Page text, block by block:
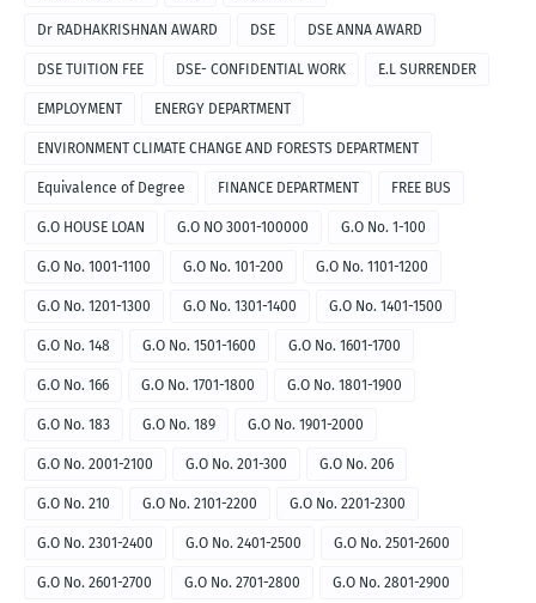
Dr RADHAKRISHNAN AWARD DSE DSE ANNA AWARD
DSE TUITION FEE DSE- CONFIDENTIAL WORK E.L SURRENDER
EMPLOYMENT ENERGY DEPARTMENT
ENVIRONMENT CLIMATE CHANGE AND FORESTS DEPARTMENT
Equivalence of Degree FINANCE DEPARTMENT FREE BUS
G.O HOUSE LOAN G.O NO 3001-100000 G.O No. 1-100
G.O No. 1001-1100 G.O No. 101-200 G.O No. 1101-1200
G.O No. 1201-1300 G.O No. 1301-1400 G.O No. 1401-1500
G.O No. 148 G.O No. 1501-1600 G.O No. 1601-1700
G.O No. 166 G.O No. 1701-1800 G.O No. 1801-1900
G.O No. 183 G.O No. 189 G.O No. 1901-2000
G.O No. 2001-2100 G.O No. 201-300 G.O No. 206
G.O No. 210 G.O No. 2101-2200 G.O No. 2201-2300
G.O No. 2301-2400 G.O No. 2401-2500 G.O No. 2501-2600
G.O No. 2601-2700 G.O No. 2701-2800 G.O No. 2801-2900